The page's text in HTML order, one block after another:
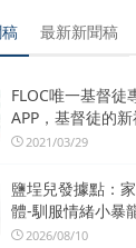
最新新聞稿
FLOC唯一基督徒
APP，基督徒的
2021/03/29
鹽埕兒發據點：
體-馴服情緒小暴
2026/08/10